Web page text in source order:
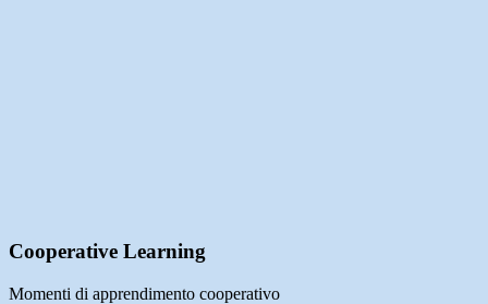
Cooperative Learning
Momenti di apprendimento cooperativo